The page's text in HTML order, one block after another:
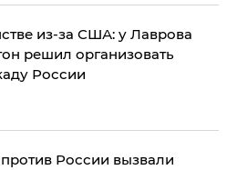
из-за США: у Лаврова
решил организовать
России
России вызвали